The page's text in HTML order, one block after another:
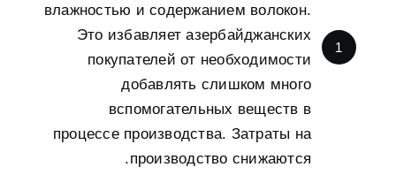
1
влажностью и содержанием волокон.
Это избавляет азербайджанских
покупателей от необходимости
добавлять слишком много
вспомогательных веществ в
процессе производства. Затраты на
производство снижаются
.